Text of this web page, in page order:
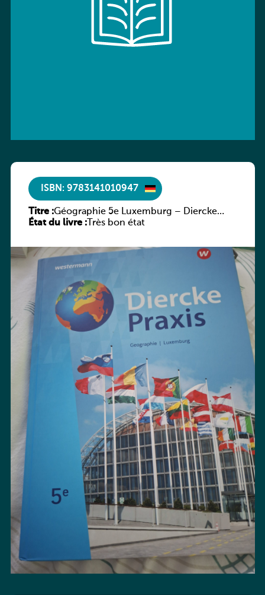
ISBN: 9783141010947
Titre :Géographie 5e Luxemburg – Diercke
Praxis
État du livre :Très bon état